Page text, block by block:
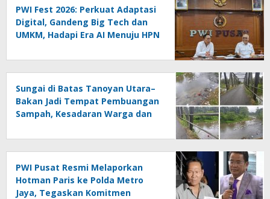
PWI Fest 2026: Perkuat Adaptasi
Digital, Gandeng Big Tech dan
UMKM, Hadapi Era AI Menuju HPN
Sungai di Batas Tanoyan Utara–
Bakan Jadi Tempat Pembuangan
Sampah, Kesadaran Warga dan
Dipertanyakan
PWI Pusat Resmi Melaporkan
Hotman Paris ke Polda Metro
Jaya, Tegaskan Komitmen